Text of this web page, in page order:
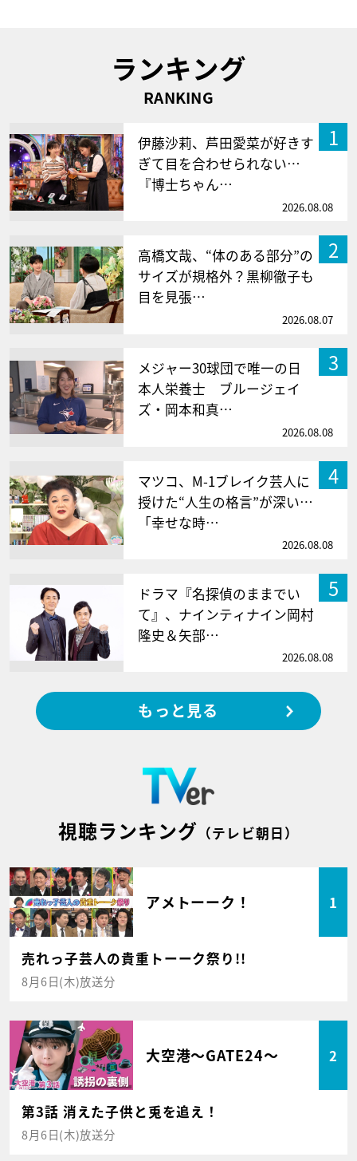
ランキング
RANKING
1
伊藤沙莉、芦田愛菜が好きす
ぎて目を合わせられない…
『博士ちゃん…
2026.08.08
2
高橋文哉、“体のある部分”の
サイズが規格外？黒柳徹子も
目を見張…
2026.08.07
3
メジャー30球団で唯一の日
本人栄養士 ブルージェイ
ズ・岡本和真…
2026.08.08
4
マツコ、M-1ブレイク芸人に
授けた“人生の格言”が深い…
「幸せな時…
2026.08.08
5
ドラマ『名探偵のままでい
て』、ナインティナイン岡村
隆史＆矢部…
2026.08.08
もっと見る
視聴ランキング （テレビ朝日）
アメトーーク！ 1
売れっ子芸人の貴重トーーク祭り!!
8月6日(木)放送分
大空港～GATE24～ 2
第3話 消えた子供と兎を追え！
8月6日(木)放送分